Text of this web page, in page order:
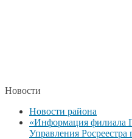
Новости
Новости района
«Информация филиала
Управления